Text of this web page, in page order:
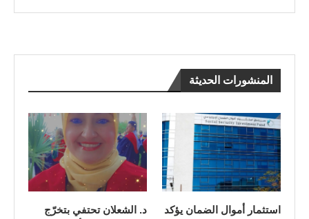
المنشورات الحديثة
استثمار أموال الضمان يؤكد
د. الشعلان تحتفي بتخرّج